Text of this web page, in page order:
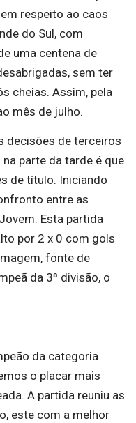
respeito ao caos
do Sul, com
uma centena de
sem ter
cheias. Assim, pela
mês de julho.
decisões de terceiros
parte da tarde é que
de título. Iniciando
entre as
Esta partida
por 2 x 0 com gols
fonte de
da 3ª divisão, o
da categoria
o placar mais
A partida reuniu as
este com a melhor